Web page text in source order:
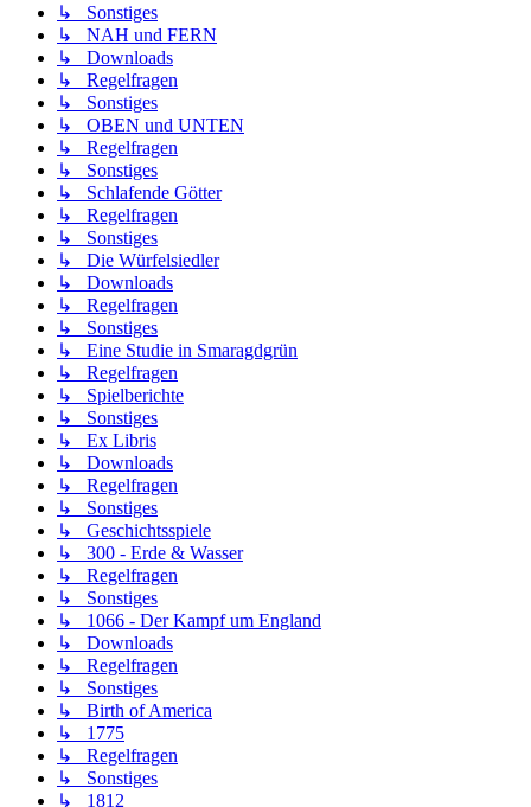
↳ Sonstiges
↳ NAH und FERN
↳ Downloads
↳ Regelfragen
↳ Sonstiges
↳ OBEN und UNTEN
↳ Regelfragen
↳ Sonstiges
↳ Schlafende Götter
↳ Regelfragen
↳ Sonstiges
↳ Die Würfelsiedler
↳ Downloads
↳ Regelfragen
↳ Sonstiges
↳ Eine Studie in Smaragdgrün
↳ Regelfragen
↳ Spielberichte
↳ Sonstiges
↳ Ex Libris
↳ Downloads
↳ Regelfragen
↳ Sonstiges
↳ Geschichtsspiele
↳ 300 - Erde & Wasser
↳ Regelfragen
↳ Sonstiges
↳ 1066 - Der Kampf um England
↳ Downloads
↳ Regelfragen
↳ Sonstiges
↳ Birth of America
↳ 1775
↳ Regelfragen
↳ Sonstiges
↳ 1812